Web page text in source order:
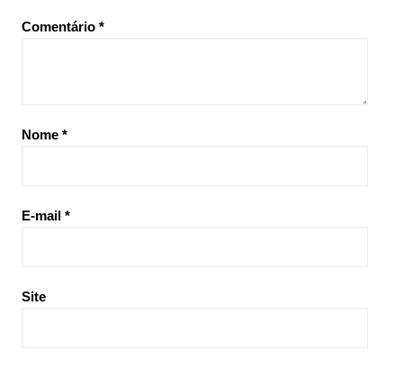
Comentário *
Nome *
E-mail *
Site